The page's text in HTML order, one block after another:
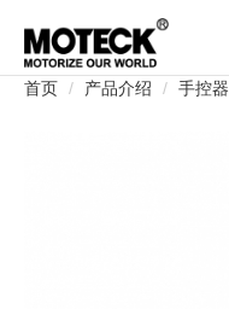
首页 产品介绍 手控器